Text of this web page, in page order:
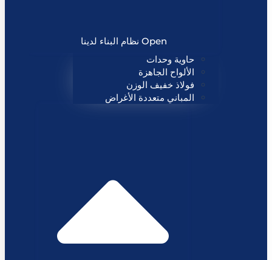
Open نظام البناء لدينا
حاوية وحدات
الألواح الجاهزة
فولاذ خفيف الوزن
المباني متعددة الأغراض